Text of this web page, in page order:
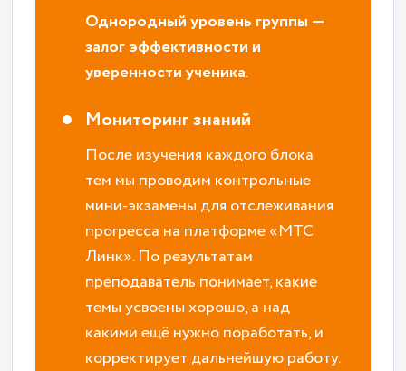
Однородный уровень группы —
залог эффективности и
уверенности ученика.
Мониторинг знаний
После изучения каждого блока
тем мы проводим контрольные
мини-экзамены для отслеживания
прогресса на платформе «МТС
Линк». По результатам
преподаватель понимает, какие
темы усвоены хорошо, а над
какими ещё нужно поработать, и
корректирует дальнейшую работу.